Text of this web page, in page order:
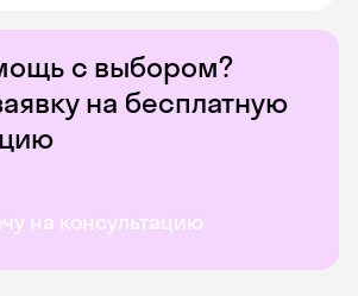
с выбором?
на бесплатную
на консультацию